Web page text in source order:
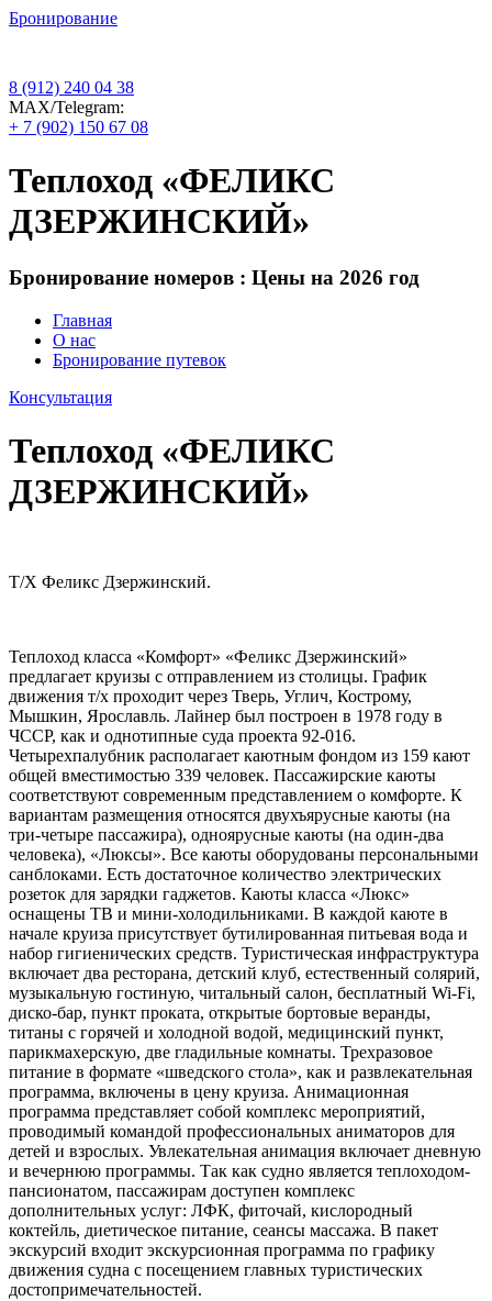
Бронирование
8 (912) 240 04 38
МАХ/Telegram:
+ 7 (902) 150 67 08
Теплоход «ФЕЛИКС
ДЗЕРЖИНСКИЙ»
Бронирование номеров : Цены на 2026 год
Главная
О нас
Бронирование путевок
Консультация
Теплоход «ФЕЛИКС
ДЗЕРЖИНСКИЙ»
Т/Х Феликс Дзержинский.
Теплоход класса «Комфорт» «Феликс Дзержинский»
предлагает круизы с отправлением из столицы. График
движения т/х проходит через Тверь, Углич, Кострому,
Мышкин, Ярославль. Лайнер был построен в 1978 году в
ЧССР, как и однотипные суда проекта 92-016.
Четырехпалубник располагает каютным фондом из 159 кают
общей вместимостью 339 человек. Пассажирские каюты
соответствуют современным представлением о комфорте. К
вариантам размещения относятся двухъярусные каюты (на
три-четыре пассажира), одноярусные каюты (на один-два
человека), «Люксы». Все каюты оборудованы персональными
санблоками. Есть достаточное количество электрических
розеток для зарядки гаджетов. Каюты класса «Люкс»
оснащены ТВ и мини-холодильниками. В каждой каюте в
начале круиза присутствует бутилированная питьевая вода и
набор гигиенических средств. Туристическая инфраструктура
включает два ресторана, детский клуб, естественный солярий,
музыкальную гостиную, читальный салон, бесплатный Wi-Fi,
диско-бар, пункт проката, открытые бортовые веранды,
титаны с горячей и холодной водой, медицинский пункт,
парикмахерскую, две гладильные комнаты. Трехразовое
питание в формате «шведского стола», как и развлекательная
программа, включены в цену круиза. Анимационная
программа представляет собой комплекс мероприятий,
проводимый командой профессиональных аниматоров для
детей и взрослых. Увлекательная анимация включает дневную
и вечернюю программы. Так как судно является теплоходом-
пансионатом, пассажирам доступен комплекс
дополнительных услуг: ЛФК, фиточай, кислородный
коктейль, диетическое питание, сеансы массажа. В пакет
экскурсий входит экскурсионная программа по графику
движения судна с посещением главных туристических
достопримечательностей.